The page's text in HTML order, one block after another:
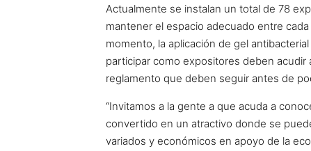
Actualmente se instalan un total de 78
mantener el espacio adecuado entre
momento, la aplicación de gel
participar como expositores deben acudir
reglamento que deben seguir antes de
“Invitamos a la gente a que acuda a
convertido en un atractivo donde se
variados y económicos en apoyo de la